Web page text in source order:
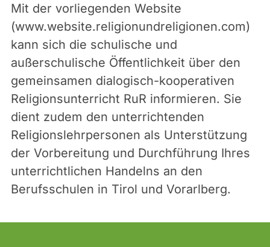
Mit der vorliegenden Website
(www.website.religionundreligionen.com)
kann sich die schulische und
außerschulische Öffentlichkeit über den
gemeinsamen dialogisch-kooperativen
Religionsunterricht RuR informieren. Sie
dient zudem den unterrichtenden
Religionslehrpersonen als Unterstützung
der Vorbereitung und Durchführung Ihres
unterrichtlichen Handelns an den
Berufsschulen in Tirol und Vorarlberg.